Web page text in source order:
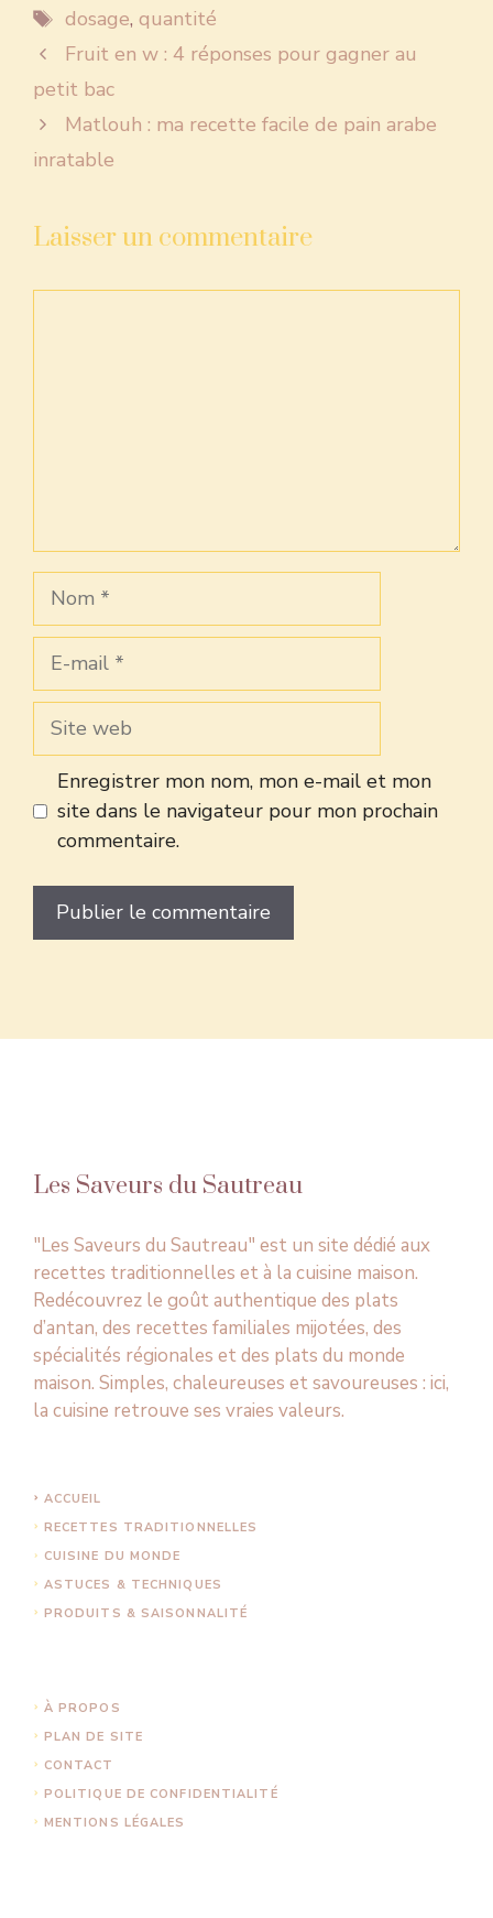
Étiquettes
dosage, quantité
Fruit en w : 4 réponses pour gagner au
petit bac
Matlouh : ma recette facile de pain arabe
inratable
Laisser un commentaire
Nom
Site
Enregistrer mon nom, mon e-mail et mon
site dans le navigateur pour mon prochain
commentaire.
Les Saveurs du Sautreau
"Les Saveurs du Sautreau" est un site dédié aux
recettes traditionnelles et à la cuisine maison.
Redécouvrez le goût authentique des plats
d’antan, des recettes familiales mijotées, des
spécialités régionales et des plats du monde
maison. Simples, chaleureuses et savoureuses : ici,
la cuisine retrouve ses vraies valeurs.
ACCUEIL
RECETTES TRADITIONNELLES
CUISINE DU MONDE
ASTUCES & TECHNIQUES
PRODUITS & SAISONNALITÉ
À PROPOS
PLAN DE SITE
CONTACT
POLITIQUE DE CONFIDENTIALITÉ
MENTIONS LÉGALES